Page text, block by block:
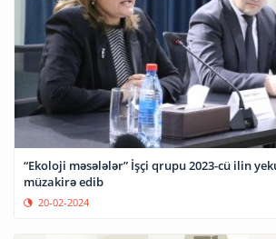
“Ekoloji məsələlər” İşçi qrupu 2023-cü ilin
müzakirə edib
20-02-2024